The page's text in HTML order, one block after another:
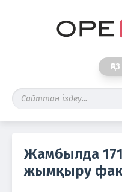
ҚАЗ
Жамбылда
жымқыру